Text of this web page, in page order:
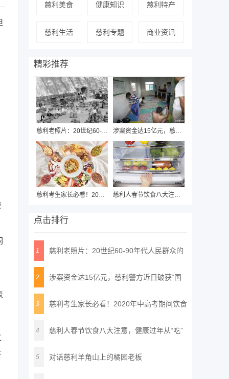
慈利美食 健康知识 慈利特产
慈利生活 慈利专题 商业资讯
精彩推荐
慈利老照片：20世纪60-90年代人民群众的精 涉案资金达15亿元，慈利警方近日破获“国通
慈利考生家长必看！2020年中高考期间饮食安 慈利人春节饮食八大注意，健康过年从“吃”
点击排行
1 慈利老照片：20世纪60-90年代人民群众的
2 涉案资金达15亿元，慈利警方近日破获“国
3 慈利考生家长必看！2020年中高考期间饮食
4 慈利人春节饮食八大注意，健康过年从“吃”
5 对话慈利羊角山上的橘园老板